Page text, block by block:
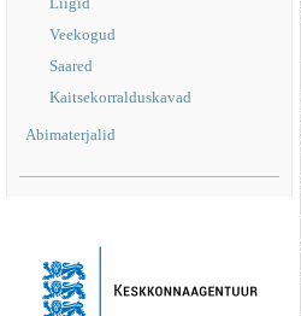
Veekogud
Saared
Kaitsekorralduskavad
Abimaterjalid